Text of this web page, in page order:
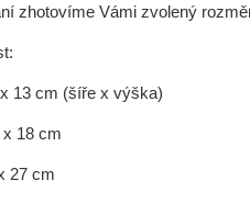
zhotovíme Vámi zvolený
13 cm (šíře x výška)
x 18 cm
27 cm